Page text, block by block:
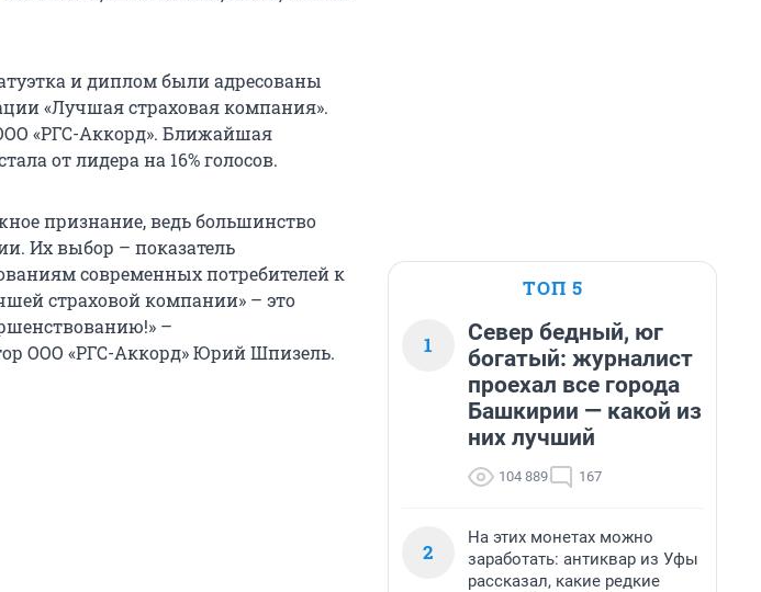
и диплом были адресованы
«Лучшая страховая компания».
«РГС-Аккорд». Ближайшая
от лидера на 16% голосов.
признание, ведь большинство
Их выбор – показатель
современных потребителей к
страховой компании» – это
–
ООО «РГС-Аккорд» Юрий Шпизель.
ТОП 5
1
Север бедный, юг
богатый: журналист
проехал все города
Башкирии — какой из
них лучший
104 889 167
2
На этих монетах можно
заработать: антиквар из Уфы
рассказал, какие редкие